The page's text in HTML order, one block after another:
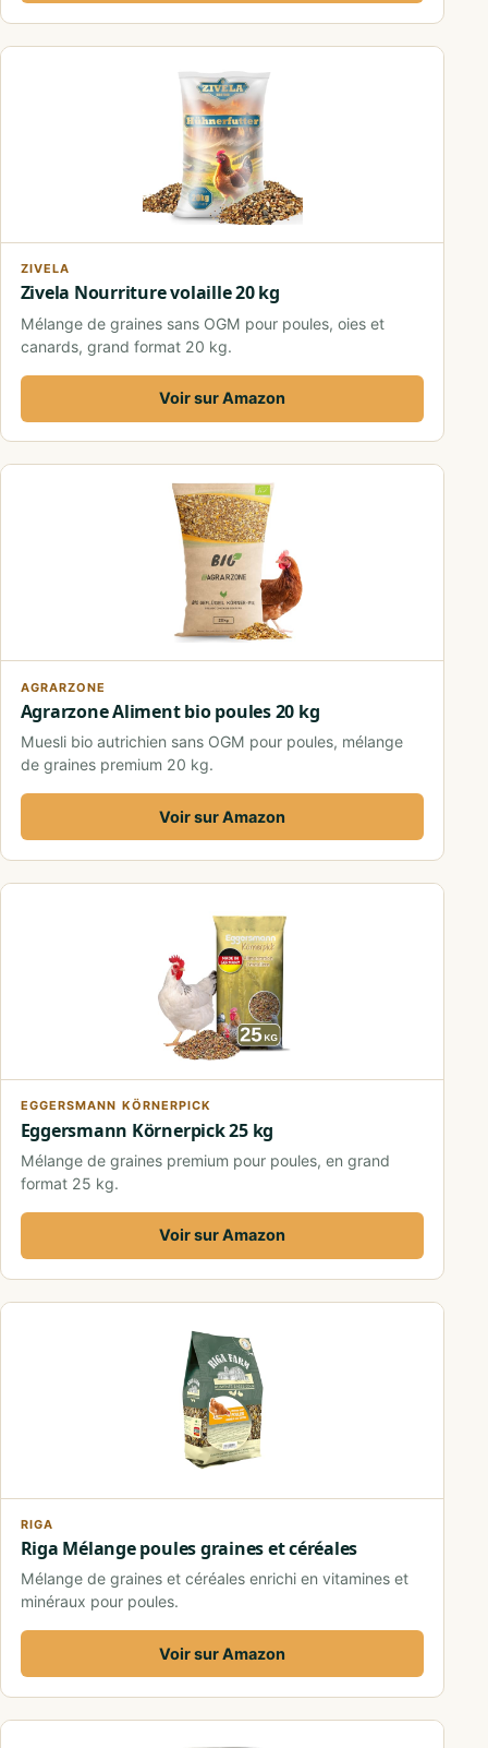
ZIVELA
Zivela Nourriture volaille 20 kg
Mélange de graines sans OGM pour poules, oies et
canards, grand format 20 kg.
Voir sur Amazon
AGRARZONE
Agrarzone Aliment bio poules 20 kg
Muesli bio autrichien sans OGM pour poules, mélange
de graines premium 20 kg.
Voir sur Amazon
EGGERSMANN KÖRNERPICK
Eggersmann Körnerpick 25 kg
Mélange de graines premium pour poules, en grand
format 25 kg.
Voir sur Amazon
RIGA
Riga Mélange poules graines et céréales
Mélange de graines et céréales enrichi en vitamines et
minéraux pour poules.
Voir sur Amazon